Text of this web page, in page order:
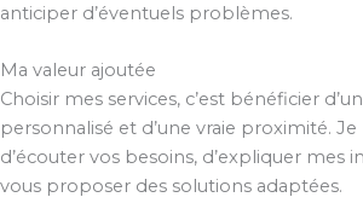
anticiper d’éventuels problèmes.
Ma valeur ajoutée
Choisir mes services, c’est bénéficier
personnalisé et d’une vraie proximité.
d’écouter vos besoins, d’expliquer mes
vous proposer des solutions adaptées.